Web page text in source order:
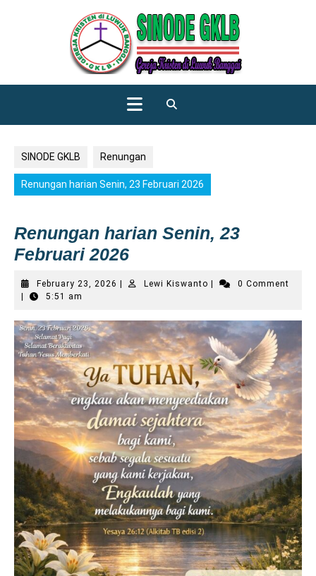
Open
SINODE GKLB Renungan
Renungan harian Senin, 23 Februari 2026
Renungan harian Senin, 23
Februari 2026
February 23, 2026 FebruaryLewi KiswantoLewi
0 Comment
5:51 am